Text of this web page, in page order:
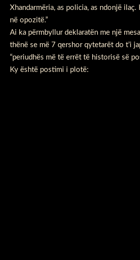
Xhandarmëria, as policia, as ndonjë
në opozitë.”
Ai ka përmbyllur deklaratën me një
thënë se më 7 qershor qytetarët do t’i
“periudhës më të errët të historisë së
Ky është postimi i plotë: